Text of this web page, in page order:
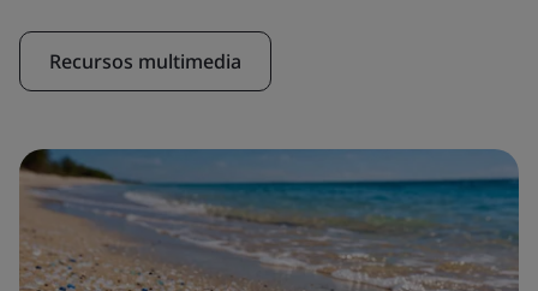
Recursos multimedia